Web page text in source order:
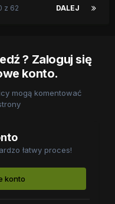
DALEJ
z 62
? Zaloguj się
konto.
mogą komentować
łatwy proces!
konto